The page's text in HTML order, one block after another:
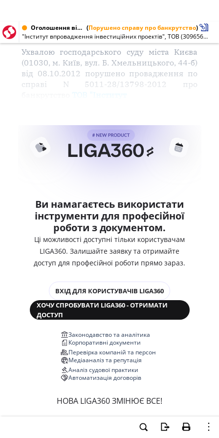
Оголошення від 17.01.2013 № 30965676 (Порушено справу про банкрутство)
"Інститут впровадження інвестиційних проектів", ТОВ (30965676)
Ухвалою господарського суду міста Києва
(01030, м. Київ, вул. Б. Хмельницького, 44-б)
від 08.10.2012 порушено провадження по
справі N 5011-28/13798-2012 про
Ви намагаєтесь використати
інструменти для професійної
роботи з документом.
Ці можливості доступні тільки користувачам
LIGA360. Залишайте заявку та отримайте
доступ для професійної роботи прямо зараз.
ВХІД ДЛЯ КОРИСТУВАЧІВ LIGA360
ХОЧУ СПРОБУВАТИ LIGA360 - ОТРИМАТИ
ДОСТУП
Законодавство та аналітика
Корпоративні документи
Перевірка компаній та персон
Медіааналіз та репутація
Аналіз судової практики
Автоматизація договорів
НОВА LIGA360 ЗМІНЮЄ ВСЕ!